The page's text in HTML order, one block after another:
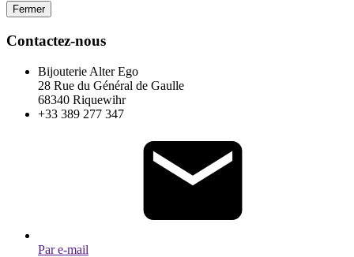
Fermer
Contactez-nous
Bijouterie Alter Ego
28 Rue du Général de Gaulle
68340 Riquewihr
+33 389 277 347
Par e-mail